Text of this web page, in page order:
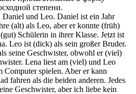
степени.
und Leo. Daniel ist ein Jahr
(alt) als Leo, aber er konnte (früh)
Schülerin in ihrer Klasse. Jetzt ist
Leo ist (dick) als sein großer Bruder.
seine Geschwister, obwohl er (viel)
Lena liest am (viel) und Leo
Computer spielen. Aber er kann
fahren als die beiden anderen. Jedes
Geschwister, aber ich liebe kein